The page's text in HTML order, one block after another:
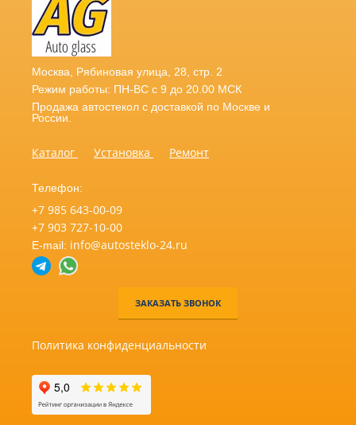
Москва, Рябиновая улица, 28, стр. 2
Режим работы: ПН-ВС с 9 до 20.00 МСК
Продажа автостекол с доставкой по Москве и
России.
Каталог Установка Ремонт
Телефон:
+7 985 643-00-09
+7 903 727-10-00
E-mail: info@autosteklo-24.ru
ЗАКАЗАТЬ ЗВОНОК
Политика конфиденциальности